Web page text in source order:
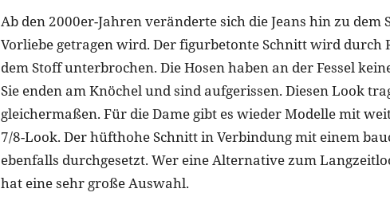
Ab den 2000er-Jahren veränderte sich die Jeans hin zu dem
Vorliebe getragen wird. Der figurbetonte Schnitt wird durch
dem Stoff unterbrochen. Die Hosen haben an der Fessel
Sie enden am Knöchel und sind aufgerissen. Diesen Look
gleichermaßen. Für die Dame gibt es wieder Modelle mit
7/8-Look. Der hüfthohe Schnitt in Verbindung mit einem
ebenfalls durchgesetzt. Wer eine Alternative zum
hat eine sehr große Auswahl.